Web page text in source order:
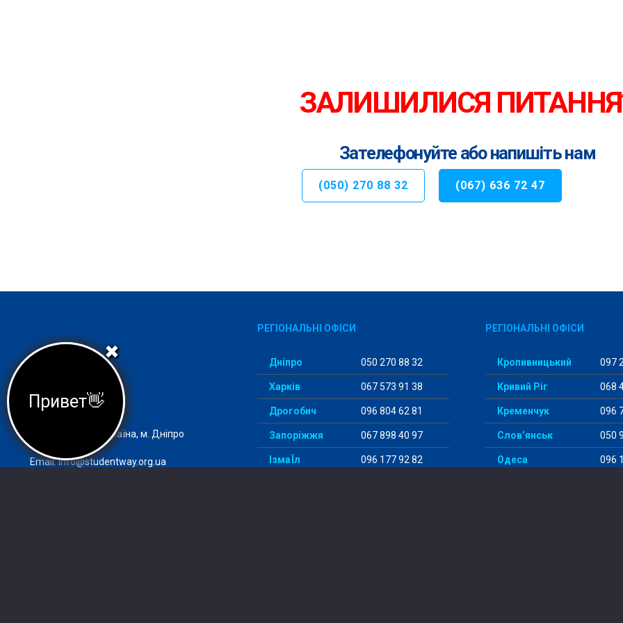
ЗАЛИШИЛИСЯ
Зателефонуйте або напишіть нам
(050) 270 88 32 (067) 636 72 47
Агеція StudentWay –
комфортний вступ
Адреса: 49000, Україна, м. Дніпро
Email:info@studentway.org.ua
РЕГІОНАЛЬНІ ОФІСИ
Дніпро 050 270 88 32
Харків 067 573 91 38
Дрогобич 096 804 62 81
Запоріжжя 067 898 40 97
ІзмаЇл 096 177 92 82
РЕГІОНАЛЬНІ ОФІСИ
Кропивницький 097
Кривий Ріг 068
Кременчук 096
Слов’янськ 050
Одеса 096
✖
Привет👋